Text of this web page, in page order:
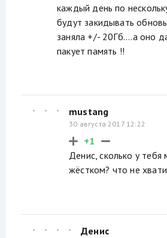
каждый день по
будут закидывать
заняла +/- 20Гб....а оно
пакует память !!
mustang
30 августа 2017 12:22
+1
Денис, сколько у тебя
жёстком? что не
Денис